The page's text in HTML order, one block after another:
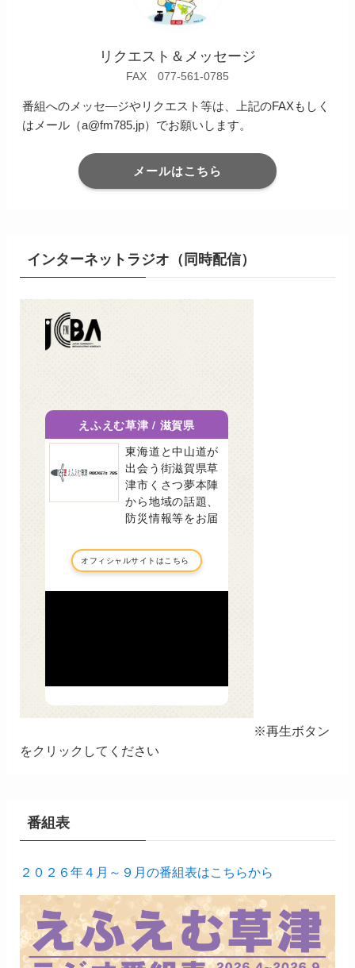
リクエスト＆メッセージ
FAX 077-561-0785
番組へのメッセ―ジやリクエスト等は、上記のFAXもしく
はメール（a@fm785.jp）でお願いします。
メールはこちら
インターネットラジオ（同時配信）
※再生ボタン
をクリックしてください
番組表
２０２６年４月～９月の番組表はこちらから